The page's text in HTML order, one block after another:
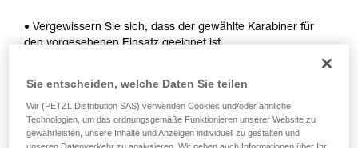
Die Beherrschung dieser Techniken setzt eine
entsprechende Ausbildung und ein spezielles
Vorgang alleine sicher zu wiederholen, bevor
Sie ihn eigenständig durchführen.
Wir geben Beispiele für die mit Ihrer Aktivität
verbundenen Techniken. Möglicherweise gibt es
• Vergewissern Sie sich, dass der gewählte Karabiner für
den vorgesehenen Einsatz geeignet ist.
Karabiners geeignet ist.
• Vergewissern Sie sich, dass der Karabiner nicht in der
Verbindungsöse des Geräts blockiert wird.
Sie entscheiden, welche Daten Sie teilen
Wir (PETZL Distribution SAS) verwenden Cookies und/oder ähnliche
Technologien, um das ordnungsgemäße Funktionieren unserer Website zu
gewährleisten, unsere Inhalte und Anzeigen individuell zu gestalten und